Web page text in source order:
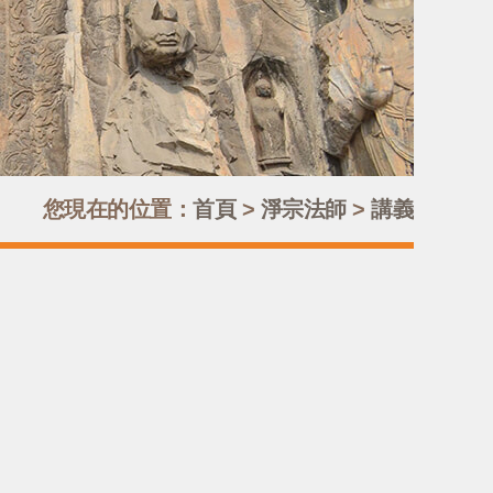
您現在的位置： 首頁> 淨宗法師> 講義